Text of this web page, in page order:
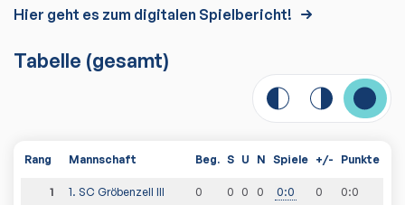
Hier geht es zum digitalen Spielbericht!
Tabelle (gesamt)
Rang Mannschaft Beg. S U N Spiele +/- Punkte
1 1. SC Gröbenzell III 0 0 0 0 0:0 0 0:0